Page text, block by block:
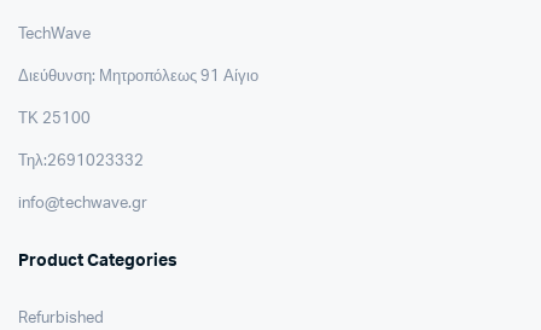
TechWave
Διεύθυνση: Μητροπόλεως 91 Αίγιο
ΤΚ 25100
Τηλ:2691023332
info@techwave.gr
Product Categories
Refurbished